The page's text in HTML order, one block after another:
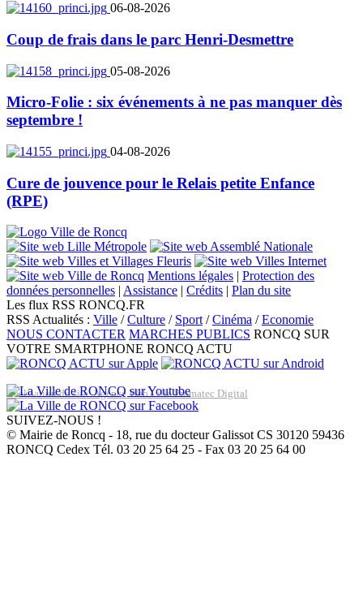
06-08-2026
Coup de frais dans le parc Henri-Desmettre
05-08-2026
Micro-Folie : six événements à ne pas manquer dès
septembre !
04-08-2026
Cure de jouvence pour le Relais petite Enfance
(RPE)
Mentions légales | Protection des
données personnelles | Assistance | Crédits | Plan du site
Les flux RSS RONCQ.FR
RSS Actualités : Ville /Culture / Sport/Cinéma /Economie
NOUS CONTACTER MARCHES PUBLICS RONCQ SUR
VOTRE SMARTPHONE RONCQ ACTU
Réalisation du site: Agence Web Lille Promatec Digital
SUIVEZ-NOUS !
© Mairie de Roncq - 18, rue du docteur Galissot CS 30120 59436
RONCQ Cedex Tél. 03 20 25 64 25 - Fax 03 20 25 64 00